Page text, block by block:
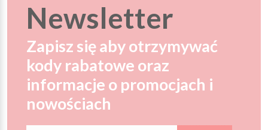
Newsletter
Zapisz się aby otrzymywać
kody rabatowe oraz
informacje o promocjach i
nowościach